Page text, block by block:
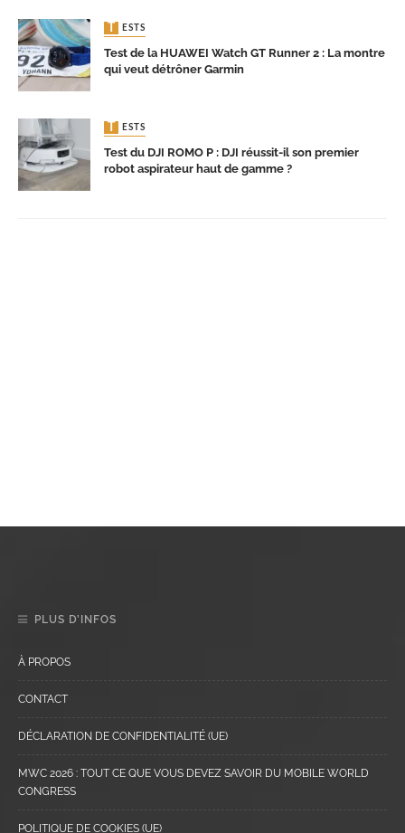
TESTS
Test de la HUAWEI Watch GT Runner 2 : La montre
qui veut détrôner Garmin
TESTS
Test du DJI ROMO P : DJI réussit-il son premier
robot aspirateur haut de gamme ?
PLUS D’INFOS
À PROPOS
CONTACT
DÉCLARATION DE CONFIDENTIALITÉ (UE)
MWC 2026 : TOUT CE QUE VOUS DEVEZ SAVOIR DU MOBILE WORLD
CONGRESS
POLITIQUE DE COOKIES (UE)